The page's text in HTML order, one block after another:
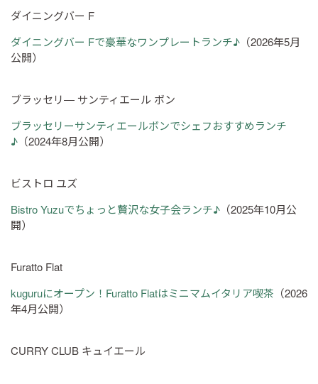
ダイニングバー F
ダイニングバー Fで豪華なワンプレートランチ♪ （2026年5月
公開）
ブラッセリ― サンティエール ボン
ブラッセリーサンティエールボンでシェフおすすめランチ
♪ （2024年8月公開）
ビストロ ユズ
Bistro Yuzuでちょっと贅沢な女子会ランチ♪ （2025年10月公
開）
Furatto Flat
kuguruにオープン！Furatto Flatはミニマムイタリア喫茶 （2026
年4月公開）
CURRY CLUB キュイエール